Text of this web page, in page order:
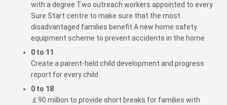
with a degree Two outreach workers appointed to every
Sure Start centre to make sure that the most
disadvantaged families benefit A new home safety
equipment scheme to prevent accidents in the home
0 to 11
Create a parent-held child development and progress
report for every child
0 to 18
￡90 million to provide short breaks for families with